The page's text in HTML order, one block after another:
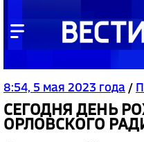
8:54, 5 мая 2023 года /
СЕГОДНЯ ДЕНЬ
ОРЛОВСКОГО